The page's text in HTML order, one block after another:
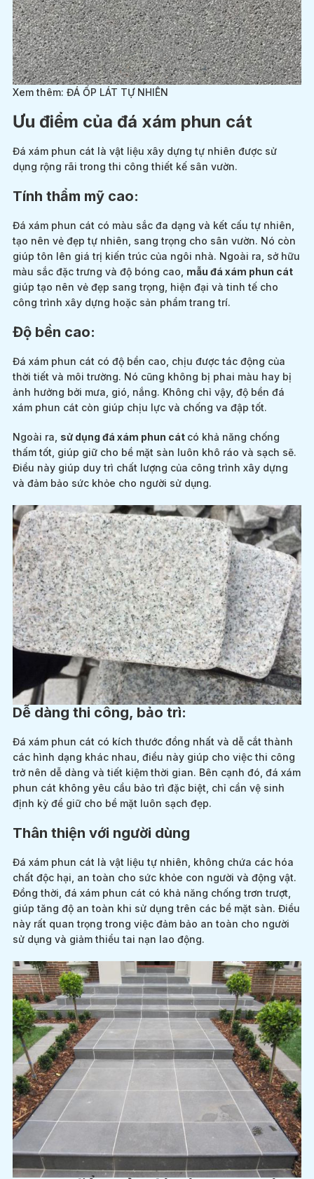
Xem thêm: ĐÁ ỐP LÁT TỰ NHIÊN
Ưu điểm của đá xám phun cát
Đá xám phun cát là vật liệu xây dựng tự nhiên được sử
dụng rộng rãi trong thi công thiết kế sân vườn.
Tính thẩm mỹ cao:
Đá xám phun cát có màu sắc đa dạng và kết cấu tự nhiên,
tạo nên vẻ đẹp tự nhiên, sang trọng cho sân vườn. Nó còn
giúp tôn lên giá trị kiến trúc của ngôi nhà. Ngoài ra, sở hữu
màu sắc đặc trưng và độ bóng cao, mẫu đá xám phun cát
giúp tạo nên vẻ đẹp sang trọng, hiện đại và tinh tế cho
công trình xây dựng hoặc sản phẩm trang trí.
Độ bền cao:
Đá xám phun cát có độ bền cao, chịu được tác động của
thời tiết và môi trường. Nó cũng không bị phai màu hay bị
ảnh hưởng bởi mưa, gió, nắng. Không chỉ vậy, độ bền đá
xám phun cát còn giúp chịu lực và chống va đập tốt.
Ngoài ra, sử dụng đá xám phun cát có khả năng chống
thấm tốt, giúp giữ cho bề mặt sàn luôn khô ráo và sạch sẽ.
Điều này giúp duy trì chất lượng của công trình xây dựng
và đảm bảo sức khỏe cho người sử dụng.
Dễ dàng thi công, bảo trì:
Đá xám phun cát có kích thước đồng nhất và dễ cắt thành
các hình dạng khác nhau, điều này giúp cho việc thi công
trở nên dễ dàng và tiết kiệm thời gian. Bên cạnh đó, đá xám
phun cát không yêu cầu bảo trì đặc biệt, chỉ cần vệ sinh
định kỳ để giữ cho bề mặt luôn sạch đẹp.
Thân thiện với người dùng
Đá xám phun cát là vật liệu tự nhiên, không chứa các hóa
chất độc hại, an toàn cho sức khỏe con người và động vật.
Đồng thời, đá xám phun cát có khả năng chống trơn trượt,
giúp tăng độ an toàn khi sử dụng trên các bề mặt sàn. Điều
này rất quan trọng trong việc đảm bảo an toàn cho người
sử dụng và giảm thiểu tai nạn lao động.